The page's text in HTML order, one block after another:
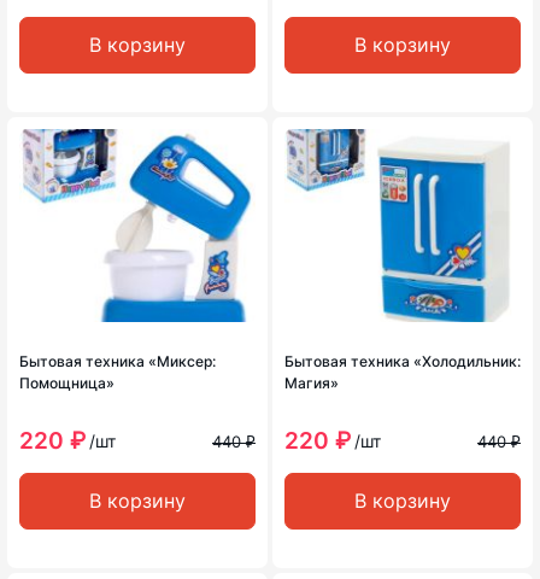
В корзину В корзину
Бытовая техника «Миксер:
Помощница»
220 ₽ /шт 440 ₽
В корзину
Бытовая техника «Холодильник:
Магия»
220 ₽ /шт 440 ₽
В корзину